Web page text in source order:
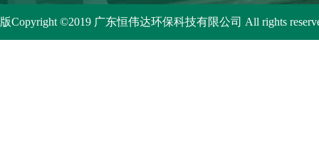
版Copyright ©2019 广东恒伟达环保科技有限公司 All rights